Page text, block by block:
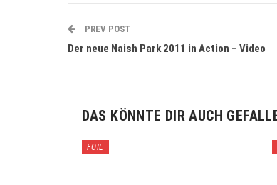
PREV POST
Der neue Naish Park 2011 in Action – Video
DAS KÖNNTE DIR AUCH
FOIL